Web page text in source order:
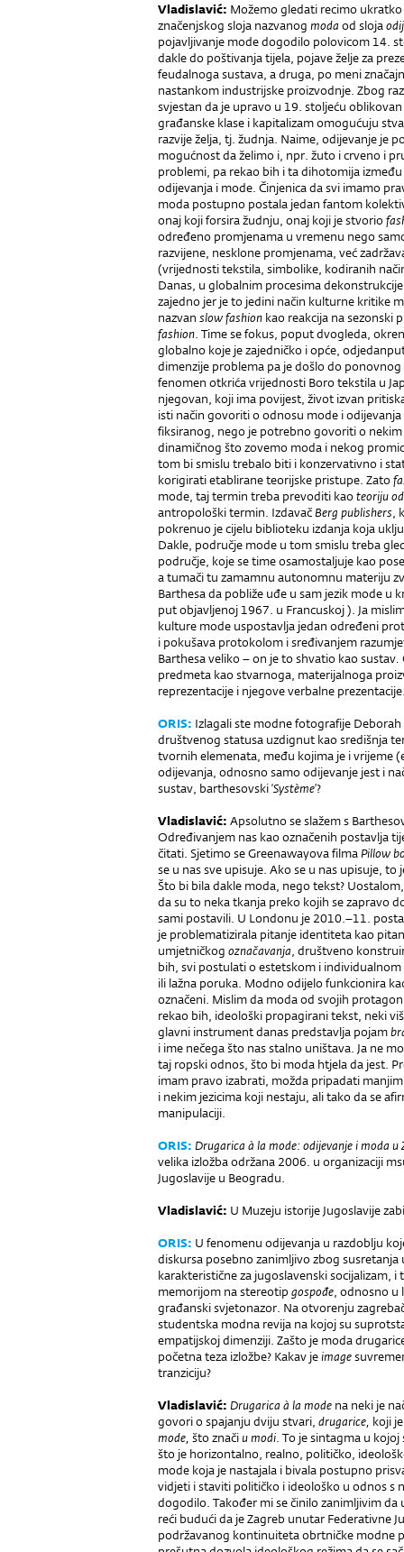
Vladislavić: Možemo gledati recimo
značenjskog sloja nazvanog moda od sloja
pojavljivanje mode dogodilo polovicom 14.
dakle do poštivanja tijela, pojave želje za
feudalnoga sustava, a druga, po meni
nastankom industrijske proizvodnje. Zbog
svjestan da je upravo u 19. stoljeću
građanske klase i kapitalizam omogućuju
razvije želja, tj. žudnja. Naime, odijevanje je
mogućnost da želimo i, npr. žuto i crveno i
problemi, pa rekao bih i ta dihotomija
odijevanja i mode. Činjenica da svi imamo
moda postupno postala jedan fantom
onaj koji forsira žudnju, onaj koji je stvorio
određeno promjenama u vremenu nego
razvijene, nesklone promjenama, već
(vrijednosti tekstila, simbolike, kodiranih
Danas, u globalnim procesima
zajedno jer je to jedini način kulturne kritike
nazvan slow fashion kao reakcija na
fashion. Time se fokus, poput dvogleda,
globalno koje je zajedničko i opće,
dimenzije problema pa je došlo do
fenomen otkrića vrijednosti Boro tekstila u
njegovan, koji ima povijest, život izvan
isti način govoriti o odnosu mode i
fiksiranog, nego je potrebno govoriti o
dinamičnog što zovemo moda i nekog
tom bi smislu trebalo biti i konzervativno i
korigirati etablirane teorijske pristupe. Zato
mode, taj termin treba prevoditi kao teoriju
antropološki termin. Izdavač Berg publishers,
pokrenuo je cijelu biblioteku izdanja koja
Dakle, područje mode u tom smislu treba
područje, koje se time osamostaljuje kao
a tumači tu zamamnu autonomnu materiju
Barthesa da pobliže uđe u sam jezik mode u
put objavljenoj 1967. u Francuskoj ). Ja
kulture mode uspostavlja jedan određeni
i pokušava protokolom i sređivanjem
Barthesa veliko – on je to shvatio kao sustav.
predmeta kao stvarnoga, materijalnoga
reprezentacije i njegove verbalne
ORIS: Izlagali ste modne fotografije
društvenog statusa uzdignut kao središnja
tvornih elemenata, među kojima je i vrijeme
odijevanja, odnosno samo odijevanje jest i
sustav, barthesovski ‘Système’?
Vladislavić: Apsolutno se slažem s
Određivanjem nas kao označenih postavlja
čitati. Sjetimo se Greenawayova filmaPillow
se u nas sve upisuje. Ako se u nas upisuje,
Što bi bila dakle moda, nego tekst?
da su to neka tkanja preko kojih se zapravo
sami postavili. U Londonu je 2010.–11.
je problematizirala pitanje identiteta kao
umjetničkog označavanja, društveno
bih, svi postulati o estetskom i
ili lažna poruka. Modno odijelo funkcionira
označeni. Mislim da moda od svojih
rekao bih, ideološki propagirani tekst, neki
glavni instrument danas predstavlja pojam
i ime nečega što nas stalno uništava. Ja ne
taj ropski odnos, što bi moda htjela da jest.
imam pravo izabrati, možda pripadati
i nekim jezicima koji nestaju, ali tako da se
manipulaciji.
ORIS: Drugarica à la mode: odijevanje i moda
velika izložba održana 2006. u organizaciji
Jugoslavije u Beogradu.
Vladislavić: U Muzeju istorije Jugoslavije
ORIS: U fenomenu odijevanja u razdoblju
diskursa posebno zanimljivo zbog
karakteristične za jugoslavenski socijalizam,
memorijom na stereotip gospođe, odnosno u
građanski svjetonazor. Na otvorenju
studentska modna revija na kojoj su
empatijskoj dimenziji. Zašto je moda
početna teza izložbe? Kakav jeimage
tranziciju?
Vladislavić: Drugarica à la mode na neki je
govori o spajanju dviju stvari, drugarice, koji
mode, što znači u modi. To je sintagma u
što je horizontalno, realno, političko,
mode koja je nastajala i bivala postupno
vidjeti i staviti političko i ideološko u odnos s
dogodilo. Također mi se činilo zanimljivim
reći budući da je Zagreb unutar Federativne
podržavanog kontinuiteta obrtničke modne